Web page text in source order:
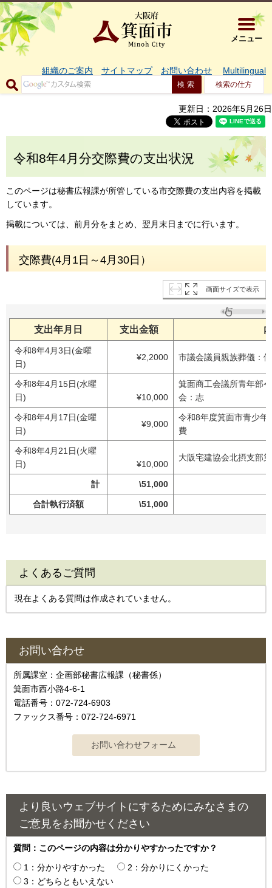
大阪府箕
メニュー
組織のご案内 サイトマップ お問い合わせ Multilingual
検索の仕方
更新日：2026年5月26日
令和8年4月分交際費の支出状況
このページは秘書広報課が所管している市交際費の支出内容を掲載
しています。
掲載については、前月分をまとめ、翌月末日までに行います。
交際費(4月1日～4月30日）
画面サイズで表示
支出年月日 支出金額
令和8年4月3日(金曜
日)
¥2,2000 市議会議員親族葬儀：
令和8年4月15日(水曜
日)
¥10,000
箕面商工会議所青年部
会：志
令和8年4月17日(金曜
日)
¥9,000
令和8年度箕面市青少年
費
令和8年4月21日(火曜
日)
¥10,000
大阪宅建協会北摂支部
計 \51,000
合計執行済額 \51,000
よくあるご質問
現在よくある質問は作成されていません。
お問い合わせ
所属課室：企画部秘書広報課（秘書係）
箕面市西小路4‐6‐1
電話番号：072-724-6903
ファックス番号：072-724-6971
より良いウェブサイトにするためにみなさまの
ご意見をお聞かせください
質問：このページの内容は分かりやすかったですか？
1：分かりやすかった
2：分かりにくかった
3：どちらともいえない